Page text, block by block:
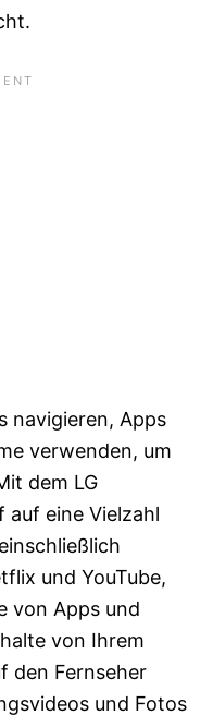
navigieren, Apps
verwenden, um
dem LG
auf eine Vielzahl
und YouTube,
von Apps und
von Ihrem
den Fernseher
und Fotos